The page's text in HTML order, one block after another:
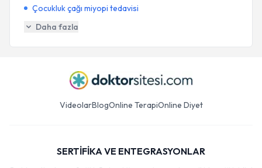
Çocukluk çağı miyopi tedavisi
Daha fazla
VideolarBlogOnline TerapiOnline Diyet
SERTİFİKA VE ENTEGRASYONLAR